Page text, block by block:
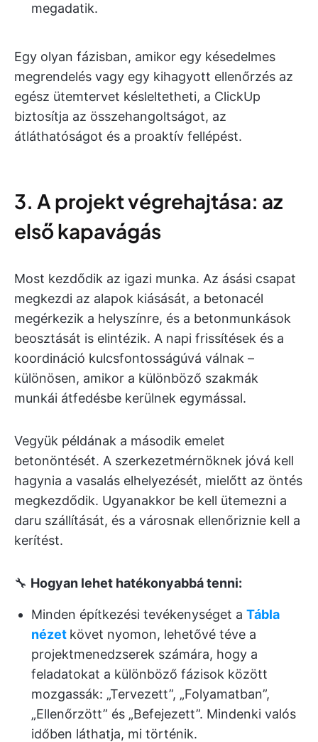
megadatik.
Egy olyan fázisban, amikor egy késedelmes
megrendelés vagy egy kihagyott ellenőrzés az
egész ütemtervet késleltetheti, a ClickUp
biztosítja az összehangoltságot, az
átláthatóságot és a proaktív fellépést.
3. A projekt végrehajtása: az
első kapavágás
Most kezdődik az igazi munka. Az ásási csapat
megkezdi az alapok kiásását, a betonacél
megérkezik a helyszínre, és a betonmunkások
beosztását is elintézik. A napi frissítések és a
koordináció kulcsfontosságúvá válnak –
különösen, amikor a különböző szakmák
munkái átfedésbe kerülnek egymással.
Vegyük példának a második emelet
betonöntését. A szerkezetmérnöknek jóvá kell
hagynia a vasalás elhelyezését, mielőtt az öntés
megkezdődik. Ugyanakkor be kell ütemezni a
daru szállítását, és a városnak ellenőriznie kell a
kerítést.
🔧 Hogyan lehet hatékonyabbá tenni:
Minden építkezési tevékenységet a Tábla
nézet követ nyomon, lehetővé téve a
projektmenedzserek számára, hogy a
feladatokat a különböző fázisok között
mozgassák: „Tervezett”, „Folyamatban”,
„Ellenőrzött” és „Befejezett”. Mindenki valós
időben láthatja, mi történik.